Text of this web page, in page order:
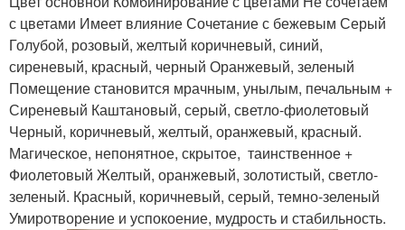
с цветами Имеет влияние Сочетание с бежевым Серый
Голубой, розовый, желтый коричневый, синий,
сиреневый, красный, черный Оранжевый, зеленый
Помещение становится мрачным, унылым, печальным +
Сиреневый Каштановый, серый, светло-фиолетовый
Черный, коричневый, желтый, оранжевый, красный.
Магическое, непонятное, скрытое, таинственное +
Фиолетовый Желтый, оранжевый, золотистый, светло-
зеленый. Красный, коричневый, серый, темно-зеленый
Умиротворение и успокоение, мудрость и стабильность.